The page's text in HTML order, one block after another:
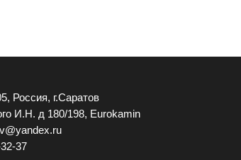
Россия, г.Саратов
И.Н. д 180/198, Eurokamin
37